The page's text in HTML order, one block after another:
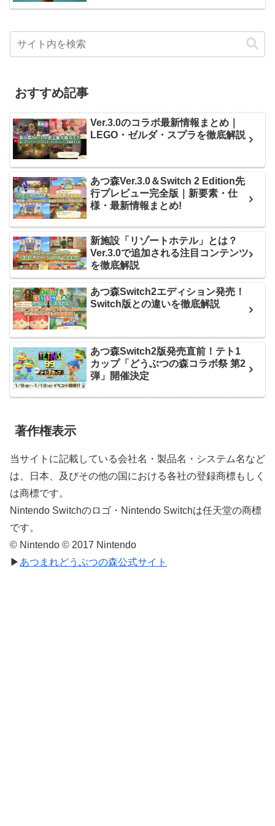
おすすめ記事
Ver.3.0のコラボ最新情報まとめ｜
LEGO・ゼルダ・スプラを徹底解説
あつ森Ver.3.0＆Switch 2 Edition先
行プレビュー完全版｜新要素・仕
様・最新情報まとめ!
新施設「リゾートホテル」とは？
Ver.3.0で追加される注目コンテンツ
を徹底解説
あつ森Switch2エディション発売！
Switch版との違いを徹底解説
あつ森Switch2版発売直前！テト1
カップ「どうぶつの森コラボ祭 第2
弾」開催決定
著作権表示
当サイトに記載している会社名・製品名・システム名など
は、日本、及びその他の国における各社の登録商標もしく
は商標です。
Nintendo Switchのロゴ・Nintendo Switchは任天堂の商標
です。
© Nintendo © 2017 Nintendo
▶ あつまれどうぶつの森公式サイト